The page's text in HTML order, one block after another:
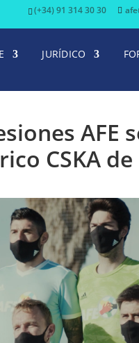
(+34) 91 314 30 30
JURÍDICO
AFE
CSKA de